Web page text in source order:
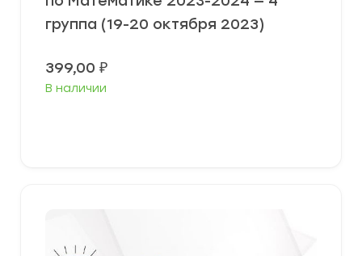
группа (19-20 октября 2023)
399,00 ₽
В наличии